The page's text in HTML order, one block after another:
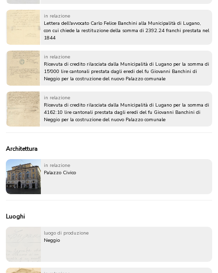
in relazione
Lettera dell'avvocato Carlo Felice Banchini alla Municipalità di Lugano,
con cui chiede la restituzione della somma di 2392.24 franchi prestata nel
1844
in relazione
Ricevuta di credito rilasciata dalla Municipalità di Lugano per la somma di
15'000 lire cantonali prestata dagli eredi del fu Giovanni Banchini di
Neggio per la costruzione del nuovo Palazzo comunale
in relazione
Ricevuta di credito rilasciata dalla Municipalità di Lugano per la somma di
4162:10 lire cantonali prestata dagli eredi del fu Giovanni Banchini di
Neggio per la costruzione del nuovo Palazzo comunale
Architettura
in relazione
Palazzo Civico
Luoghi
luogo di produzione
Neggio